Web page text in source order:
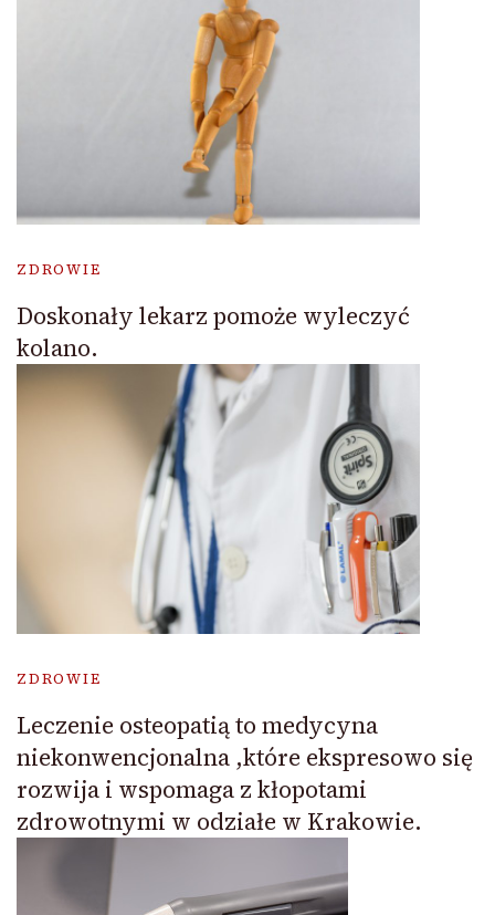
ZDROWIE
Doskonały lekarz pomoże wyleczyć
kolano.
ZDROWIE
Leczenie osteopatią to medycyna
niekonwencjonalna ,które ekspresowo się
rozwija i wspomaga z kłopotami
zdrowotnymi w odziałe w Krakowie.